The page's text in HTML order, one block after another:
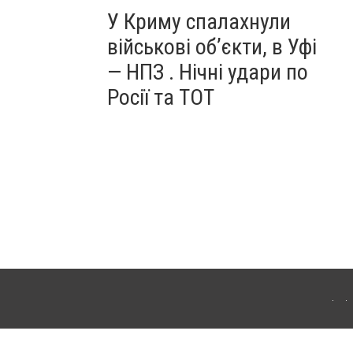
У Криму спалахнули
військові об’єкти, в Уфі
— НПЗ . Нічні удари по
Росії та ТОТ